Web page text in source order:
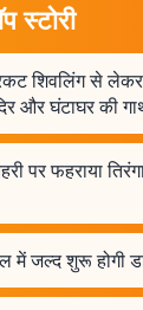
स्टोरी
शिवलिंग से
और घंटाघर की
पर फहराया
में जल्द शुरू होगी